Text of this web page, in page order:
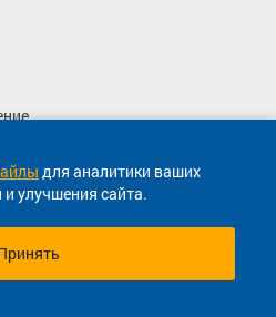
для аналитики ваших
улучшения сайта.
сообщения
Онлайн сервис продажи